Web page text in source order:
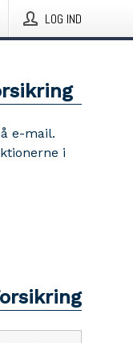
LOG IND
e-mail.
i